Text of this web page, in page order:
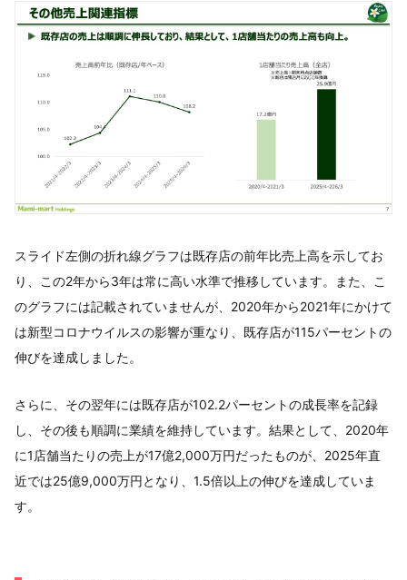
スライド左側の折れ線グラフは既存店の前年比売上高を示してお
り、この2年から3年は常に高い水準で推移しています。また、こ
のグラフには記載されていませんが、2020年から2021年にかけて
は新型コロナウイルスの影響が重なり、既存店が115パーセントの
伸びを達成しました。
さらに、その翌年には既存店が102.2パーセントの成長率を記録
し、その後も順調に業績を維持しています。結果として、2020年
に1店舗当たりの売上が17億2,000万円だったものが、2025年直
近では25億9,000万円となり、1.5倍以上の伸びを達成していま
す。